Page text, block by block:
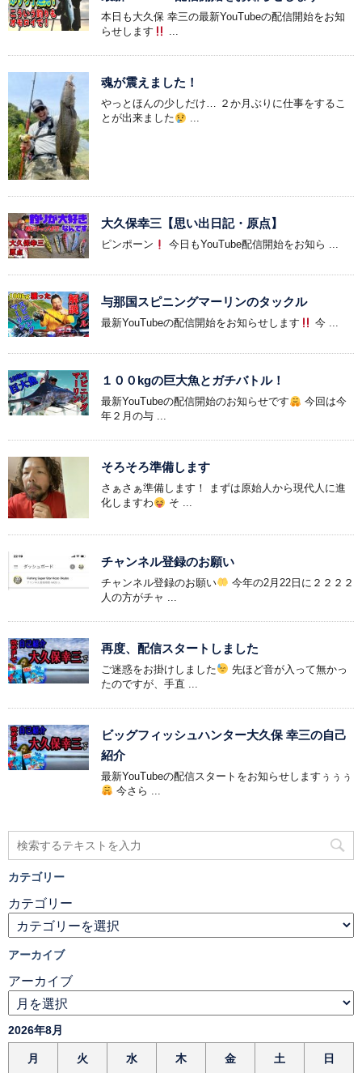
本日も大久保 幸三の最新YouTubeの配信開始をお知
らせします
...
魂が震えました！
やっとほんの少しだけ… ２か月ぶりに仕事をするこ
とが出来ました
...
大久保幸三【思い出日記・原点】
ピンポーン 今日もYouTube配信開始をお知ら ...
与那国スピニングマーリンのタックル
最新YouTubeの配信開始をお知らせします 今 ...
１００kgの巨大魚とガチバトル！
最新YouTubeの配信開始のお知らせです
今回は今
年２月の与 ...
そろそろ準備します
さぁさぁ準備します！ まずは原始人から現代人に進
化しますわ
そ ...
チャンネル登録のお願い
チャンネル登録のお願い
今年の2月22日に２２２２
人の方がチャ ...
再度、配信スタートしました
ご迷惑をお掛けしました
先ほど音が入って無かっ
たのですが、手直 ...
ビッグフィッシュハンター大久保 幸三の自己
紹介
最新YouTubeの配信スタートをお知らせしますぅぅぅ
今さら ...
カテゴリー
カテゴリー
アーカイブ
アーカイブ
2026年8月
月 火 水 木 金 土 日